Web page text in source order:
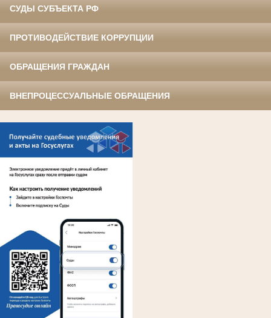
СУДЫ СУБЪЕКТА РФ
ПРОТИВОДЕЙСТВИЕ КОРРУПЦИИ
ОБРАЩЕНИЯ ГРАЖДАН
ВНЕПРОЦЕССУАЛЬНЫЕ ОБРАЩЕНИЯ